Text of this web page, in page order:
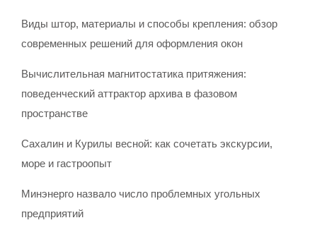
Виды штор, материалы и способы крепления: обзор
современных решений для оформления окон
Вычислительная магнитостатика притяжения:
поведенческий аттрактор архива в фазовом
пространстве
Сахалин и Курилы весной: как сочетать экскурсии,
море и гастроопыт
Минэнерго назвало число проблемных угольных
предприятий